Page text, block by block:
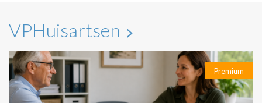
VPHuisartsen
Premium